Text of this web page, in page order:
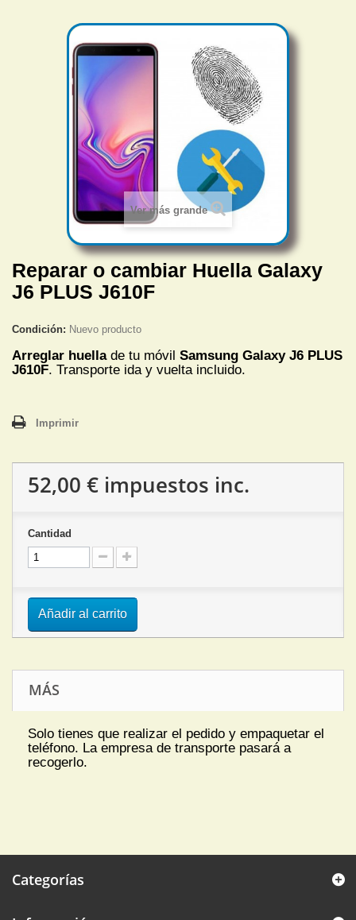
Ver más grande
Reparar o cambiar Huella Galaxy
J6 PLUS J610F
Condición: Nuevo producto
Arreglar huella de tu móvil Samsung Galaxy J6 PLUS
J610F. Transporte ida y vuelta incluido.
Imprimir
52,00 € impuestos inc.
Cantidad
Añadir al carrito
MÁS
Solo tienes que realizar el pedido y empaquetar el
teléfono. La empresa de transporte pasará a
recogerlo.
Categorías